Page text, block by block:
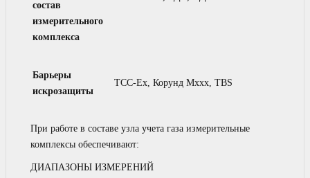
состав
измерительного
комплекса
Барьеры
искрозащиты
ТСС-Ex, Корунд Мххх, TBS
При работе в составе узла учета газа измерительные
комплексы обеспечивают:
ДИАПАЗОНЫ ИЗМЕРЕНИЙ